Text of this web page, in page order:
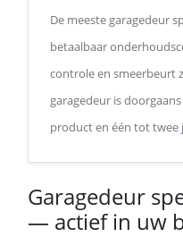
De meeste garagedeur
betaalbaar
controle en smeerbeurt
garagedeur is
product en één tot twee
Garagedeur
— actief in uw